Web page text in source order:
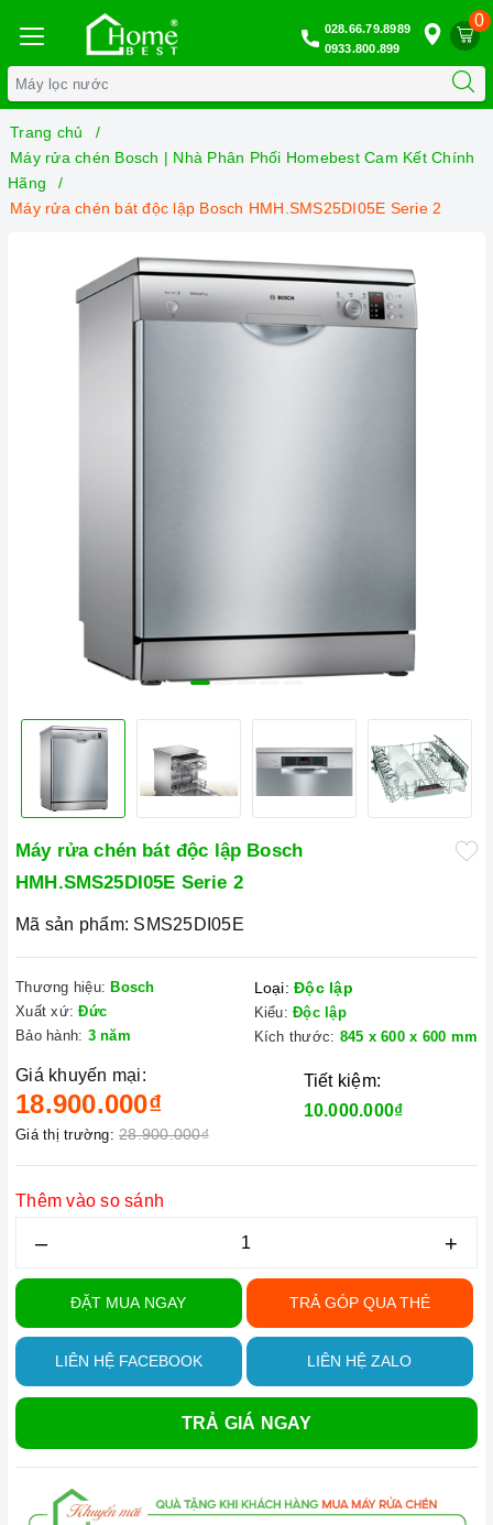
0
028.66.79.8989
0933.800.899
Trang chủ
Máy rửa chén Bosch | Nhà Phân Phối Homebest Cam Kết Chính
Hãng
Máy rửa chén bát độc lập Bosch HMH.SMS25DI05E Serie 2
Máy rửa chén bát độc lập Bosch
HMH.SMS25DI05E Serie 2
Mã sản phẩm: SMS25DI05E
Thương hiệu: Bosch
Xuất xứ: Đức
Bảo hành: 3 năm
Loại: Độc lập
Kiểu: Độc lập
Kích thước: 845 x 600 x 600 mm
Giá khuyến mại:
18.900.000₫
Giá thị trường: 28.900.000₫
Tiết kiệm:
10.000.000₫
Thêm vào so sánh
– +
ĐẶT MUA NGAY TRẢ GÓP QUA THẺ
LIÊN HỆ FACEBOOK LIÊN HỆ ZALO
TRẢ GIÁ NGAY